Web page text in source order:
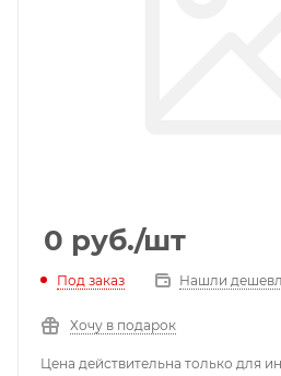
0 руб./шт
Под заказ Нашли
Хочу в подарок
Цена действительна только для